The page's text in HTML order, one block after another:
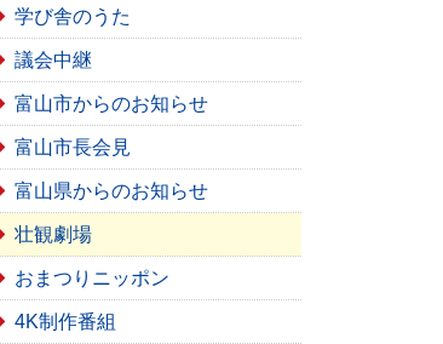
学び舎のうた
議会中継
富山市からのお知らせ
富山市長会見
富山県からのお知らせ
壮観劇場
おまつりニッポン
4K制作番組